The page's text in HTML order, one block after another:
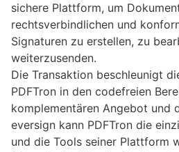
sichere Plattform, um
rechtsverbindlichen und
Signaturen zu erstellen, zu
weiterzusenden.
Die Transaktion beschleunigt
PDFTron in den codefreien
komplementären Angebot und
eversign kann PDFTron die
und die Tools seiner Plattform